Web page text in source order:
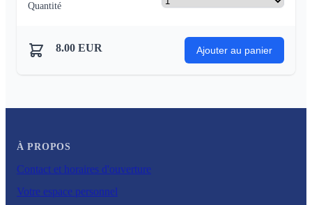
Quantité
8.00 EUR Ajouter au panier
À PROPOS
Contact et horaires d'ouverture
Votre espace personnel